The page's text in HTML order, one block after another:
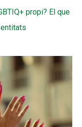
propi? El que